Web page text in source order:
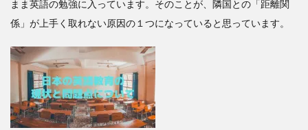
まま英語の勉強に入っています。そのことが、隣国との「距離関
係」が上手く取れない原因の１つになっていると思っています。